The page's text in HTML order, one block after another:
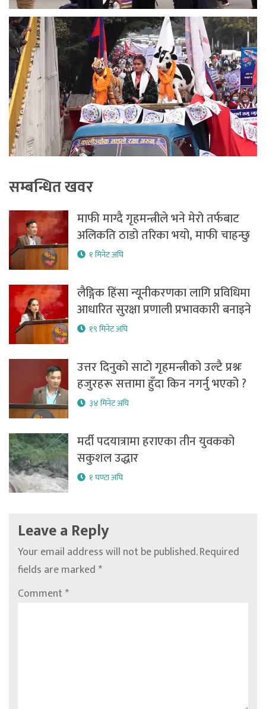
सम्बन्धित खवर
माफी माग्दै गृहमन्त्रीले भने मेरो तर्फबाट
अलिकति ठाडो तरिका भयो, माफी चाहन्छु
१ मिनेट अघि
लैङ्गिक हिंसा न्यूनीकरणका लागि प्रविधिमा
आधारित सुरक्षा प्रणाली प्रभावकारी बनाइने
१९ मिनेट अघि
उत्तर दिनुको साटो गृहमन्त्रीको उल्टै प्रश्नः
हजुरहरू सत्तामा हुँदा किन नगर्नु भएको ?
३४ मिनेट अघि
मर्दी पदयात्रामा हराएका तीन युवकको
सकुशल उद्धार
१ घण्टा अघि
Leave a Reply
Your email address will not be published.Required
fields are marked*
Comment*